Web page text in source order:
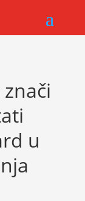
znači
u